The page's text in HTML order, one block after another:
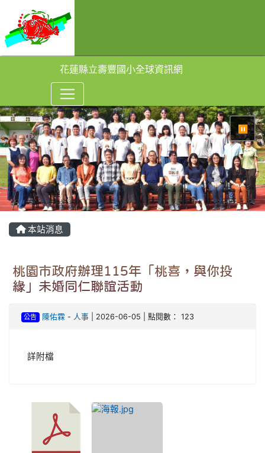
花蓮縣立壽豐國小全球資訊網
⏸
本站消息
桃園市政府辦理115年「桃喜，與你投
緣」未婚同仁聯誼活動
公告 陳佑霖 - 人事| 2026-06-05 | 點閱數： 123
詳附檔